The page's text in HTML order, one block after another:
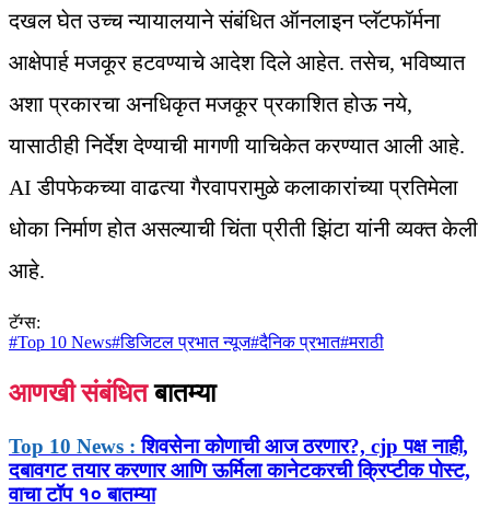
दखल घेत उच्च न्यायालयाने संबंधित ऑनलाइन प्लॅटफॉर्मना
आक्षेपार्ह मजकूर हटवण्याचे आदेश दिले आहेत. तसेच, भविष्यात
अशा प्रकारचा अनधिकृत मजकूर प्रकाशित होऊ नये,
यासाठीही निर्देश देण्याची मागणी याचिकेत करण्यात आली आहे.
AI डीपफेकच्या वाढत्या गैरवापरामुळे कलाकारांच्या प्रतिमेला
धोका निर्माण होत असल्याची चिंता प्रीती झिंटा यांनी व्यक्त केली
आहे.
टॅग्स:
#Top 10 News#डिजिटल प्रभात न्यूज#दैनिक प्रभात#मराठी
आणखी संबंधित बातम्या
Top 10 News : शिवसेना कोणाची आज ठरणार?, cjp पक्ष नाही,
दबावगट तयार करणार आणि ऊर्मिला कानेटकरची क्रिप्टीक पोस्ट,
वाचा टॉप १० बातम्या